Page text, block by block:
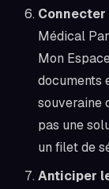
Connecter
Médical
Mon
documents
souveraine
pas une
un filet de
Anticiper